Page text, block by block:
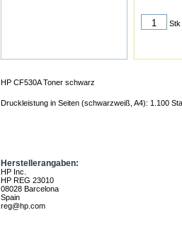
Stk
HP CF530A Toner schwarz
Druckleistung in Seiten (schwarzweiß, A4): 1.100
Herstellerangaben:
HP Inc.
HP REG 23010
08028 Barcelona
Spain
reg@hp.com